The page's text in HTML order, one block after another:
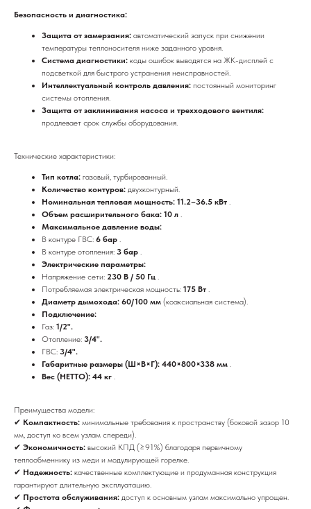
Безопасность и диагностика:
Защита от замерзания: автоматический запуск при снижении
температуры теплоносителя ниже заданного уровня.
Система диагностики: коды ошибок выводятся на ЖК-дисплей с
подсветкой для быстрого устранения неисправностей.
Интеллектуальный контроль давления: постоянный мониторинг
системы отопления.
Защита от заклинивания насоса и трехходового вентиля:
продлевает срок службы оборудования.
Технические характеристики:
Тип котла: газовый, турбированный.
Количество контуров: двухконтурный.
Номинальная тепловая мощность: 11.2–36.5 кВт .
Объем расширительного бака: 10 л .
Максимальное давление воды:
В контуре ГВС: 6 бар .
В контуре отопления: 3 бар .
Электрические параметры:
Напряжение сети: 230 В / 50 Гц .
Потребляемая электрическая мощность: 175 Вт .
Диаметр дымохода: 60/100 мм (коаксиальная система).
Подключение:
Газ: 1/2".
Отопление: 3/4".
ГВС: 3/4".
Габаритные размеры (Ш×В×Г): 440×800×338 мм .
Вес (НЕТТО): 44 кг .
Преимущества модели:
✔ Компактность: минимальные требования к пространству (боковой зазор 10
мм, доступ ко всем узлам спереди).
✔ Экономичность: высокий КПД (≥91%) благодаря первичному
теплообменнику из меди и модулирующей горелке.
✔ Надежность: качественные комплектующие и продуманная конструкция
гарантируют длительную эксплуатацию.
✔ Простота обслуживания: доступ к основным узлам максимально упрощен.